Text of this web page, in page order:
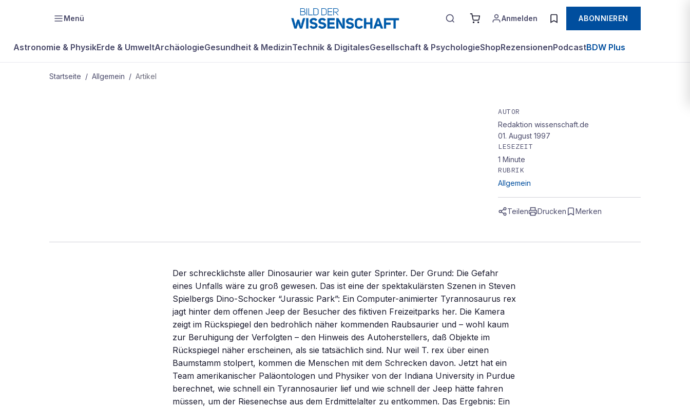
Menü Anmelden ABONNIEREN
Astronomie & PhysikErde & UmweltArchäologieGesundheit & MedizinTechnik & DigitalesGesellschaft & PsychologieShopRezensionenPodcastBDW Plus
Startseite / Allgemein / Artikel
AUTOR
Redaktion wissenschaft.de
01. August 1997
LESEZEIT
1 Minute
RUBRIK
Allgemein
Teilen Drucken Merken
Der schrecklichste aller Dinosaurier war kein guter Sprinter. Der Grund: Die Gefahr
eines Unfalls wäre zu groß gewesen. Das ist eine der spektakulärsten Szenen in Steven
Spielbergs Dino-Schocker “Jurassic Park”: Ein Computer-animierter Tyrannosaurus rex
jagt hinter dem offenen Jeep der Besucher des fiktiven Freizeitparks her. Die Kamera
zeigt im Rückspiegel den bedrohlich näher kommenden Raubsaurier und – wohl kaum
zur Beruhigung der Verfolgten – den Hinweis des Autoherstellers, daß Objekte im
Rückspiegel näher erscheinen, als sie tatsächlich sind. Nur weil T. rex über einen
Baumstamm stolpert, kommen die Menschen mit dem Schrecken davon. Jetzt hat ein
Team amerikanischer Paläontologen und Physiker von der Indiana University in Purdue
berechnet, wie schnell ein Tyrannosaurier lief und wie schnell der Jeep hätte fahren
müssen, um der Riesenechse aus dem Erdmittelalter zu entkommen. Das Ergebnis: Ein